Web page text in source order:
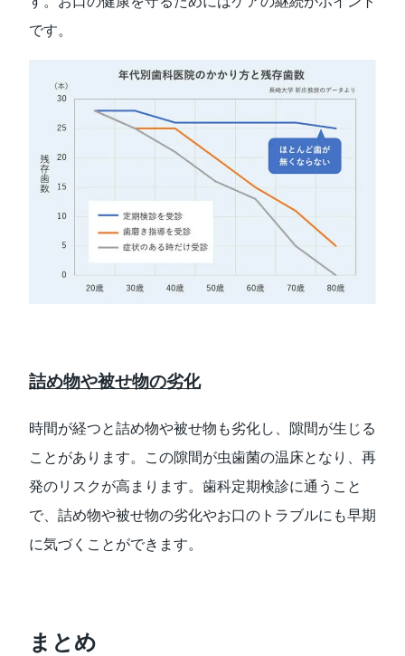
です。
詰め物や被せ物の劣化
時間が経つと詰め物や被せ物も劣化し、隙間が生じる
ことがあります。この隙間が虫歯菌の温床となり、再
発のリスクが高まります。歯科定期検診に通うこと
で、詰め物や被せ物の劣化やお口のトラブルにも早期
に気づくことができます。
まとめ